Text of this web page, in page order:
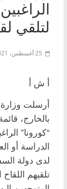
لتلقي
25 أغسطس، 2021
أ ش أ
أرسلت
بالخارج،
“كورونا”
الدراسة أو
لدى دولة
تلقيهم